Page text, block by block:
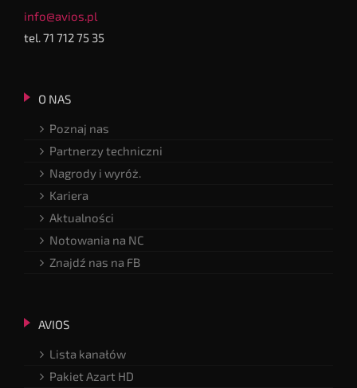
info@avios.pl
tel. 71 712 75 35
O NAS
Poznaj nas
Partnerzy techniczni
Nagrody i wyróż.
Kariera
Aktualności
Notowania na NC
Znajdź nas na FB
AVIOS
Lista kanałów
Pakiet Azart HD